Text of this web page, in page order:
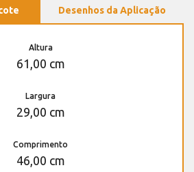
Desenhos da Aplicação
Altura
61,00 cm
Largura
29,00 cm
Comprimento
46,00 cm